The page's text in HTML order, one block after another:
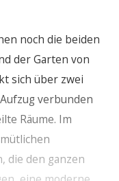
noch die beiden
der Garten von
sich über zwei
verbunden
Räume. Im
die den ganzen